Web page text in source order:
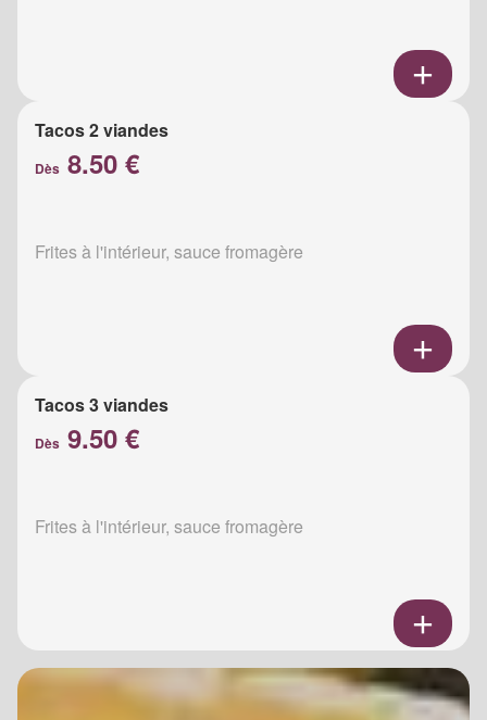
Tacos 2 viandes
Dès 8.50 €
Frites à l'intérieur, sauce fromagère
Tacos 3 viandes
Dès 9.50 €
Frites à l'intérieur, sauce fromagère